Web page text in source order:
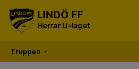
Truppen
LINDÖ FF
Herrar U-laget